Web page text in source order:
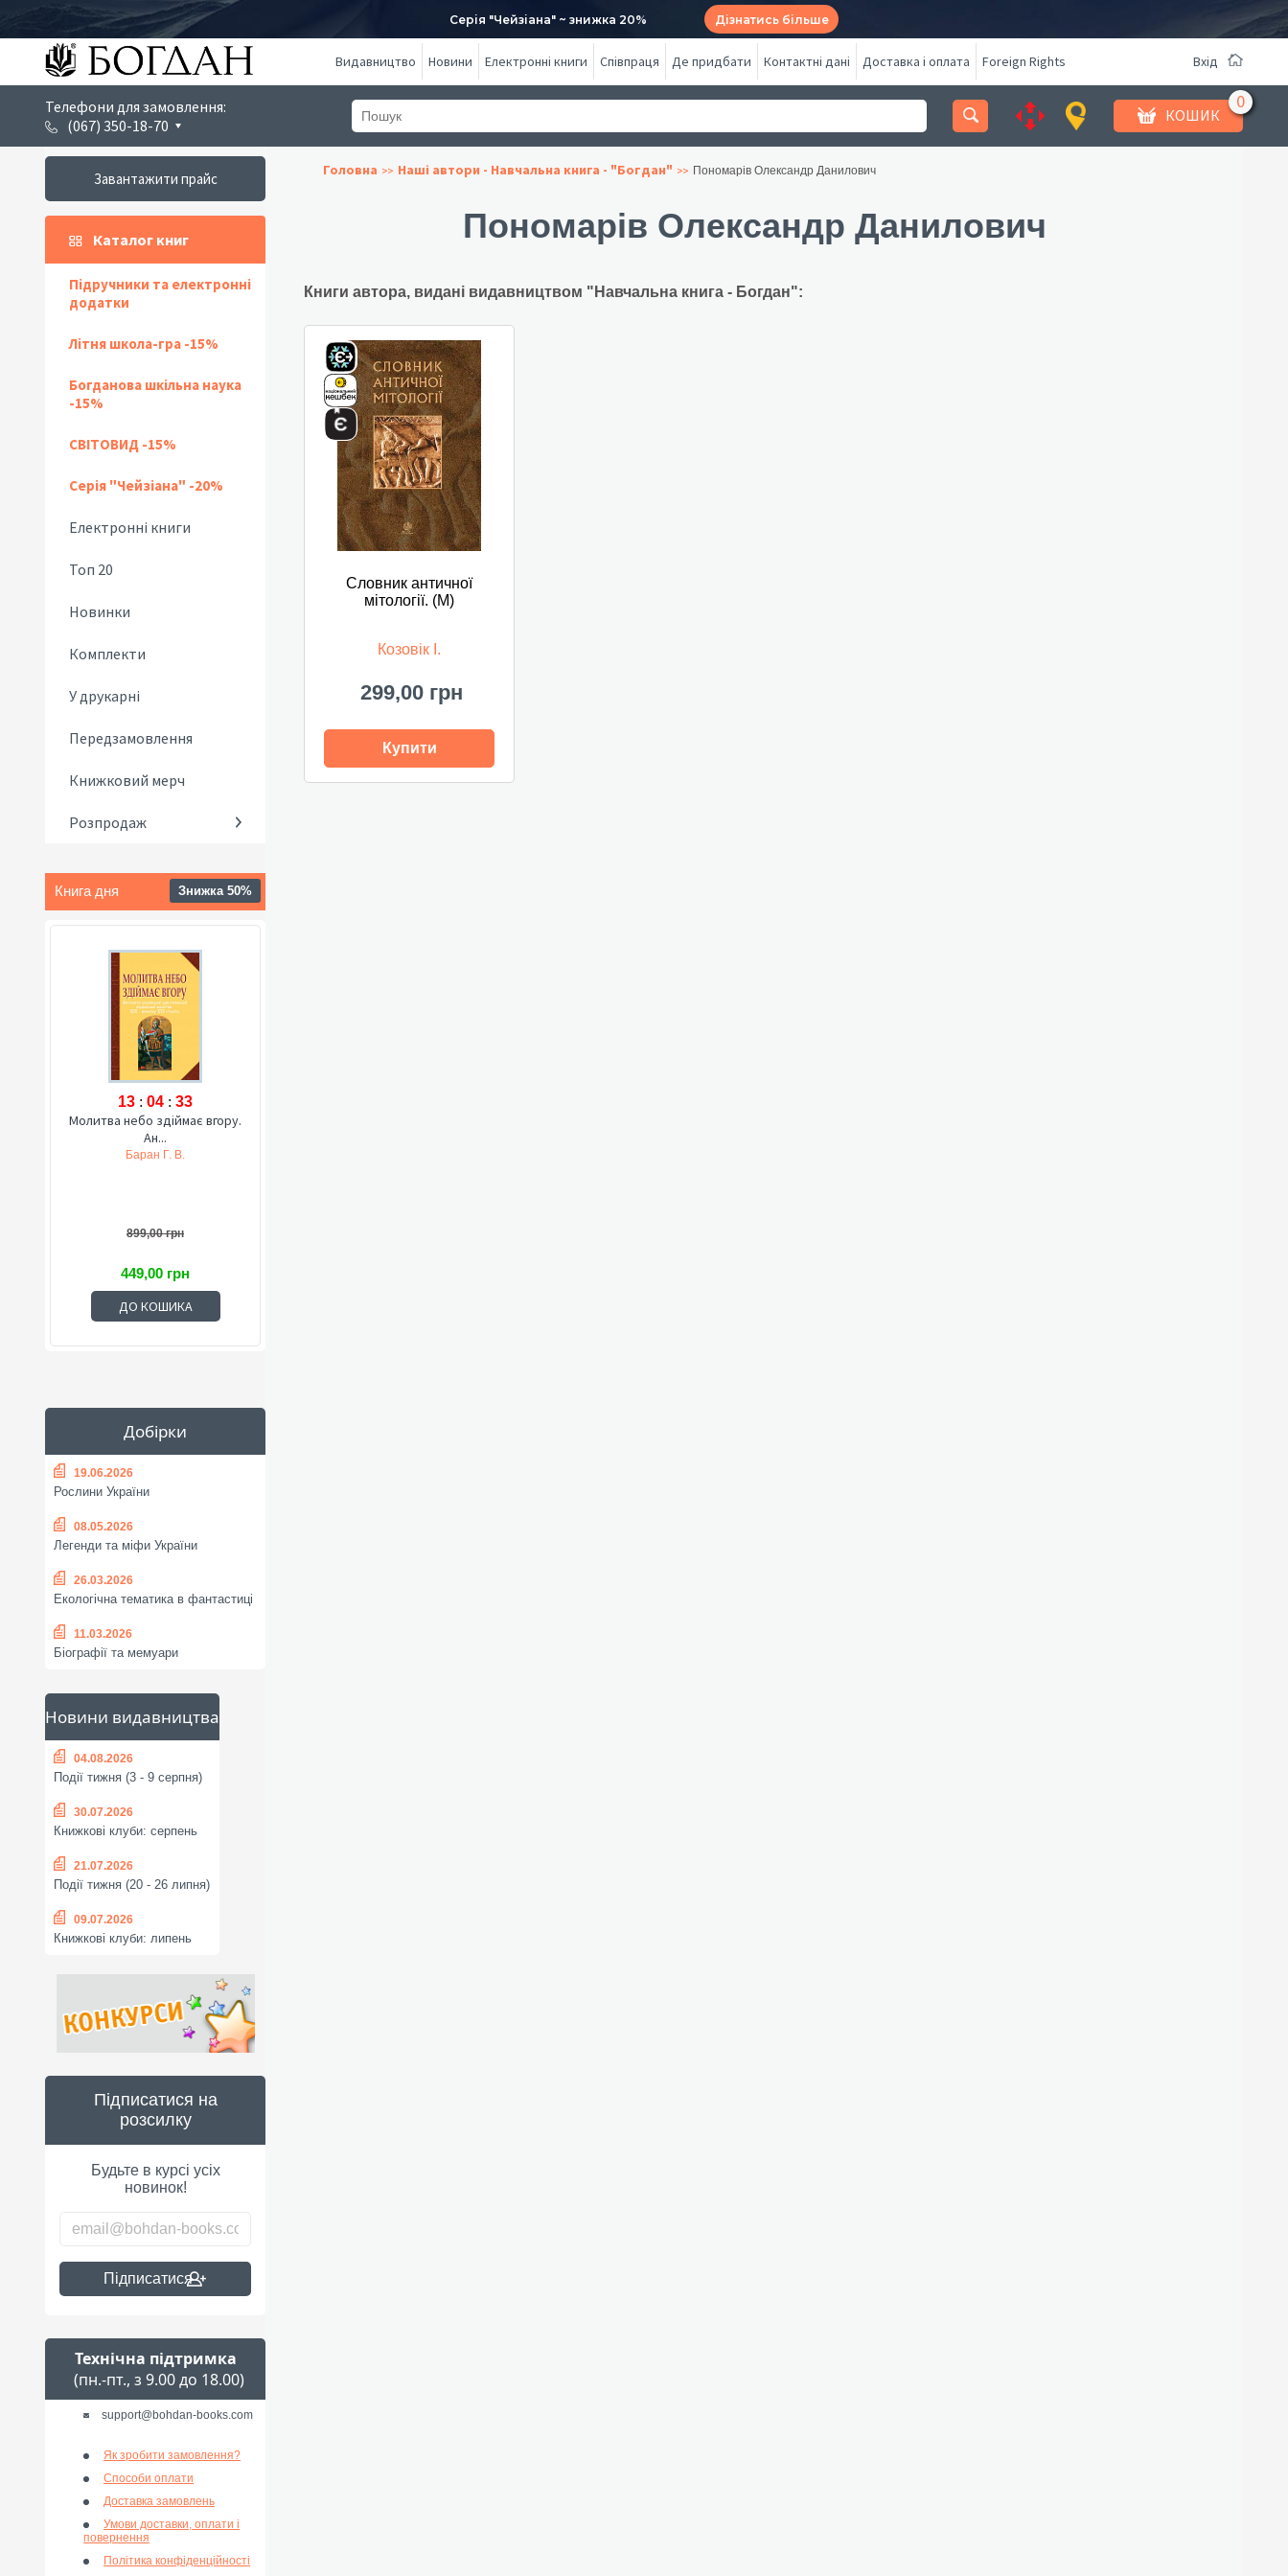
Серія "Чейзіана" ~ знижка 20% Дізнатись більше
Видавництво Новини Електронні книги Співпраця Де придбати Контактні дані Доставка і оплата Foreign Rights Вхід
Телефони для замовлення:
(067) 350-18-70
КОШИК
Завантажити прайс
Каталог книг
Підручники та електронні
додатки
Літня школа-гра -15%
Богданова шкільна наука
-15%
СВІТОВИД -15%
Серія "Чейзіана" -20%
Електронні книги
Топ 20
Новинки
Комплекти
У друкарні
Передзамовлення
Книжковий мерч
Розпродаж
Книга дня Знижка 50%
13 : 04 : 32
Молитва небо здіймає вгору.
Ан...
Баран Г. В.
899,00 грн
449,00 грн
ДО КОШИКА
Добірки
19.06.2026
Рослини України
08.05.2026
Легенди та міфи України
26.03.2026
Екологічна тематика в фантастиці
11.03.2026
Біографії та мемуари
Новини видавництва
04.08.2026
Події тижня (3 - 9 серпня)
30.07.2026
Книжкові клуби: серпень
21.07.2026
Події тижня (20 - 26 липня)
09.07.2026
Книжкові клуби: липень
Підписатися на
розсилку
Будьте в курсі усіх
новинок!
Підписатися
Технічна підтримка
(пн.-пт., з 9.00 до 18.00)
support@bohdan-books.com
Як зробити замовлення?
Способи оплати
Доставка замовлень
Умови доставки, оплати і
повернення
Політика конфіденційності
Головна Наші автори - Навчальна книга - "Богдан" Пономарів Олександр Данилович
Пономарів Олександр Данилович
Книги автора, видані видавництвом "Навчальна книга - Богдан":
Словник античної
мітології. (М)
Козовік І.
299,00 грн
Купити